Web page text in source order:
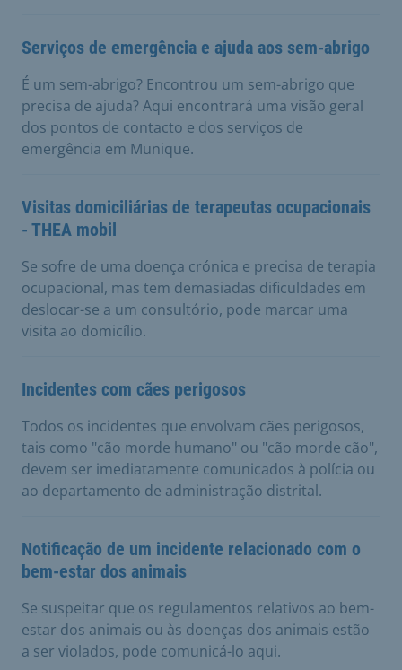
Serviços de emergência e ajuda aos sem-abrigo
É um sem-abrigo? Encontrou um sem-abrigo que
precisa de ajuda? Aqui encontrará uma visão geral
dos pontos de contacto e dos serviços de
emergência em Munique.
Visitas domiciliárias de terapeutas ocupacionais
- THEA mobil
Se sofre de uma doença crónica e precisa de terapia
ocupacional, mas tem demasiadas dificuldades em
deslocar-se a um consultório, pode marcar uma
visita ao domicílio.
Incidentes com cães perigosos
Todos os incidentes que envolvam cães perigosos,
tais como "cão morde humano" ou "cão morde cão",
devem ser imediatamente comunicados à polícia ou
ao departamento de administração distrital.
Notificação de um incidente relacionado com o
bem-estar dos animais
Se suspeitar que os regulamentos relativos ao bem-
estar dos animais ou às doenças dos animais estão
a ser violados, pode comunicá-lo aqui.